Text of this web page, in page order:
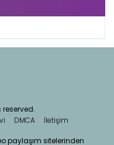
DMCA İletişim
paylaşım sitelerinden